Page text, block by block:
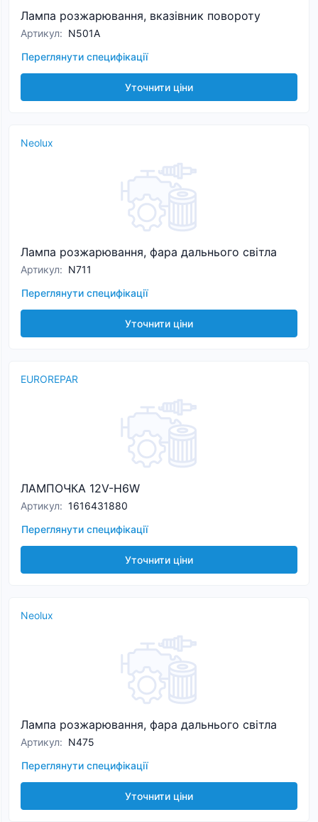
Лампа розжарювання, вказівник повороту
Артикул: N501A
Переглянути специфікації
Уточнити ціни
Neolux
Лампа розжарювання, фара дальнього світла
Артикул: N711
Переглянути специфікації
Уточнити ціни
EUROREPAR
ЛАМПОЧКА 12V-H6W
Артикул: 1616431880
Переглянути специфікації
Уточнити ціни
Neolux
Лампа розжарювання, фара дальнього світла
Артикул: N475
Переглянути специфікації
Уточнити ціни